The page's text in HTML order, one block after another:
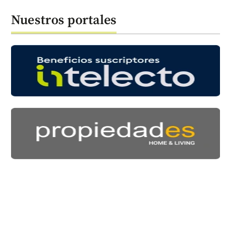
Nuestros portales